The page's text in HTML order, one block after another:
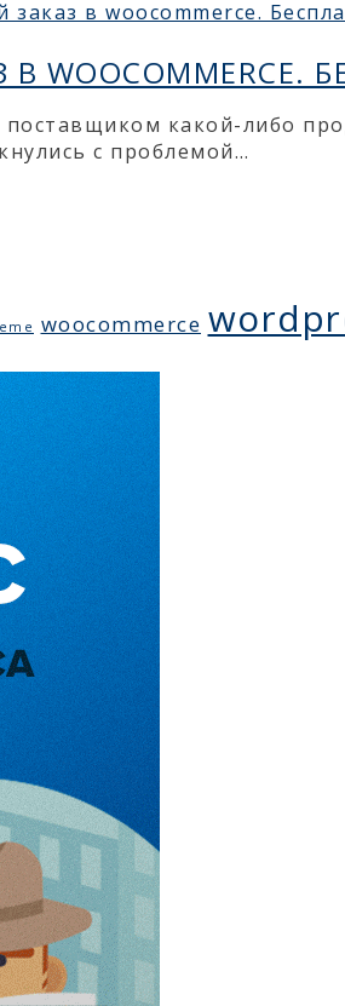
какой-либо
с проблемой…
woocommerce